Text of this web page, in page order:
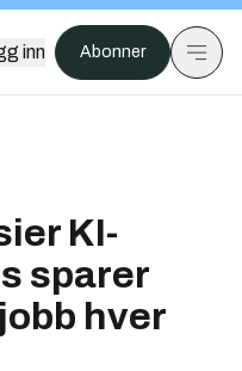
inn Abonner
KI-
sparer
hver